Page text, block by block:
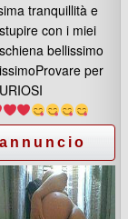
tranquillità e
con i miei
bellissimo
per